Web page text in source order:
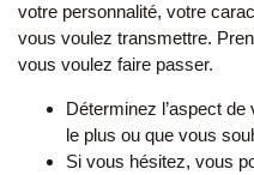
votre personnalité, votre
vous voulez transmettre.
vous voulez faire passer.
Déterminez l’aspect
le plus ou que vous
Si vous hésitez, vous